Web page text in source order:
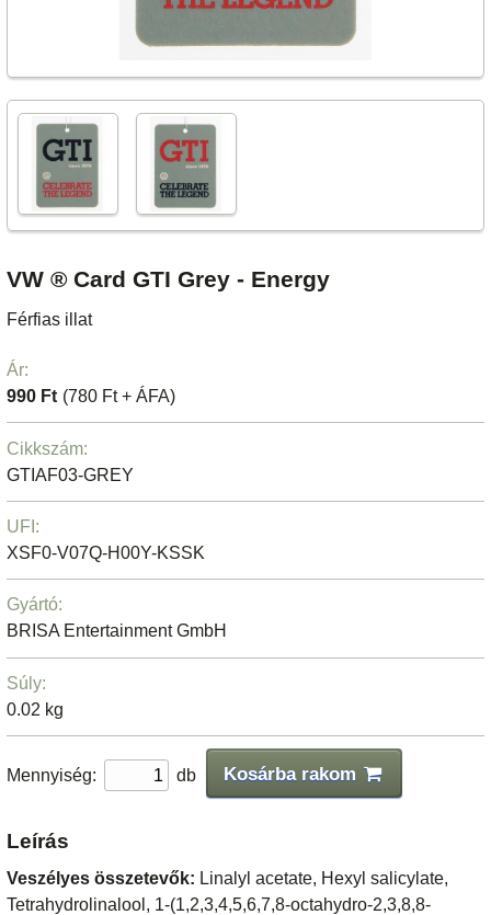
VW ® Card GTI Grey - Energy
Férfias illat
Ár:
990 Ft (780 Ft + ÁFA)
Cikkszám:
GTIAF03-GREY
UFI:
XSF0-V07Q-H00Y-KSSK
Gyártó:
BRISA Entertainment GmbH
Súly:
0.02 kg
Mennyiség: db Kosárba rakom
Leírás
Veszélyes összetevők: Linalyl acetate, Hexyl salicylate,
Tetrahydrolinalool, 1-(1,2,3,4,5,6,7,8-octahydro-2,3,8,8-